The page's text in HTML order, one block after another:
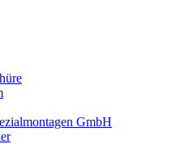
GmbH